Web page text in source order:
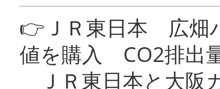
👉ＪＲ東日本 広畑
値を購入 CO2排出
ＪＲ東日本と大阪